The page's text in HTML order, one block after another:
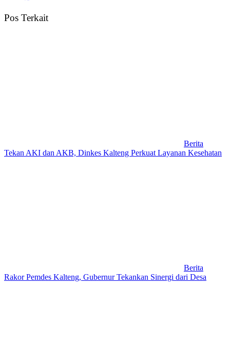
Pos Terkait
Berita
Tekan AKI dan AKB, Dinkes Kalteng Perkuat Layanan Kesehatan
Berita
Rakor Pemdes Kalteng, Gubernur Tekankan Sinergi dari Desa